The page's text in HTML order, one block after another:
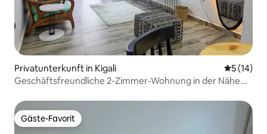
Privatunterkunft in Kigali
5 (14)
Geschäftsfreundliche 2-Zimmer-Wohnung in der Nähe
Gäste-Favorit
Gäste-Favorit